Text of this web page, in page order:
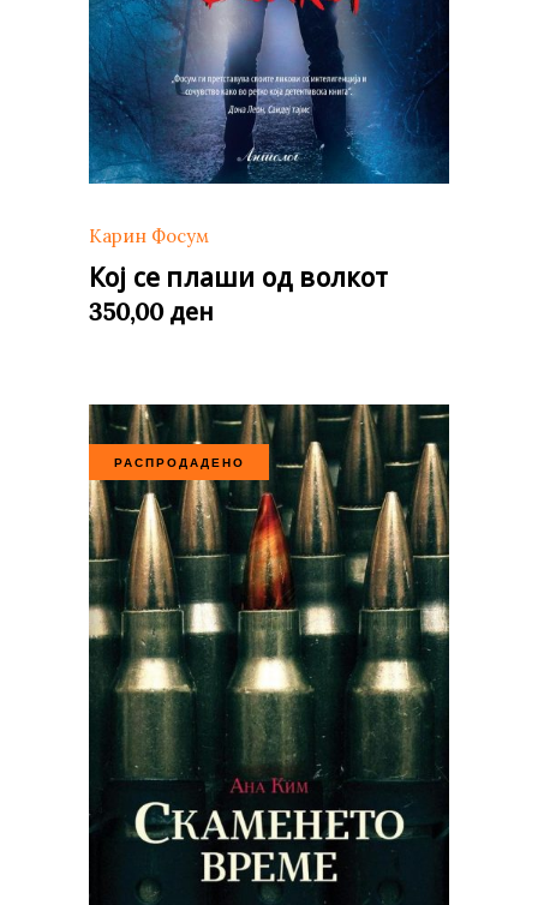
Карин Фосум
Кој се плаши од волкот
350,00 ден
РАСПРОДАДЕНО